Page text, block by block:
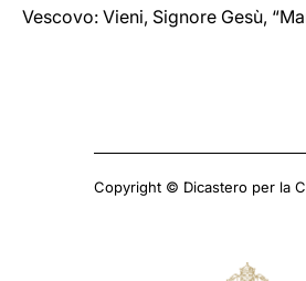
Vescovo: Vieni, Signore Gesù,
Copyright © Dicastero per la